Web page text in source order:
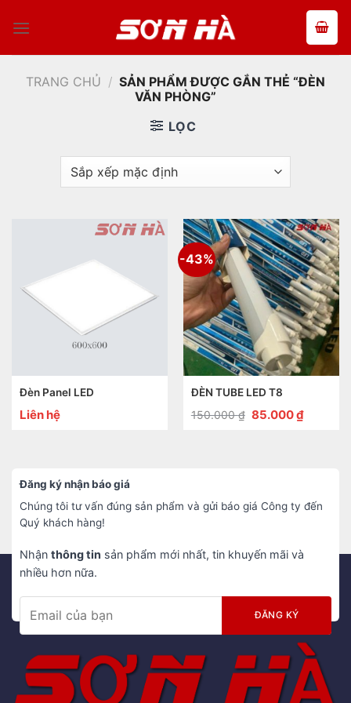
qua
TRANG CHỦ / SẢN PHẨM ĐƯỢC GẮN THẺ “ĐÈN
VĂN PHÒNG”
LỌC
Đèn Panel LED
Liên hệ
-43%
ĐÈN TUBE LED T8
150.000₫ Giá
gốc
85.000₫Giá
hiện
Đăng ký nhận báo giá
Chúng tôi tư vấn đúng sản phẩm và gửi báo giá Công ty đến
Quý khách hàng!
Nhận thông tin sản phẩm mới nhất, tin khuyến mãi và
nhiều hơn nữa.